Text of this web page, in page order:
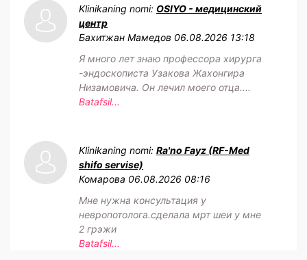
Klinikaning nomi: OSIYO - медицинский
центр
Бахитжан Мамедов 06.08.2026 13:18
Я много лет знаю профессора хирурга
-эндоскописта Узакова Жахонгира
Низамовича. Он лечил моего отца....
Batafsil...
Klinikaning nomi: Ra'no Fayz (RF-Med
shifo servise)
Комарова 06.08.2026 08:16
Мне нужна консультация у
невропотолога.сделала мрт шеи у мне
2 грэжи
Batafsil...